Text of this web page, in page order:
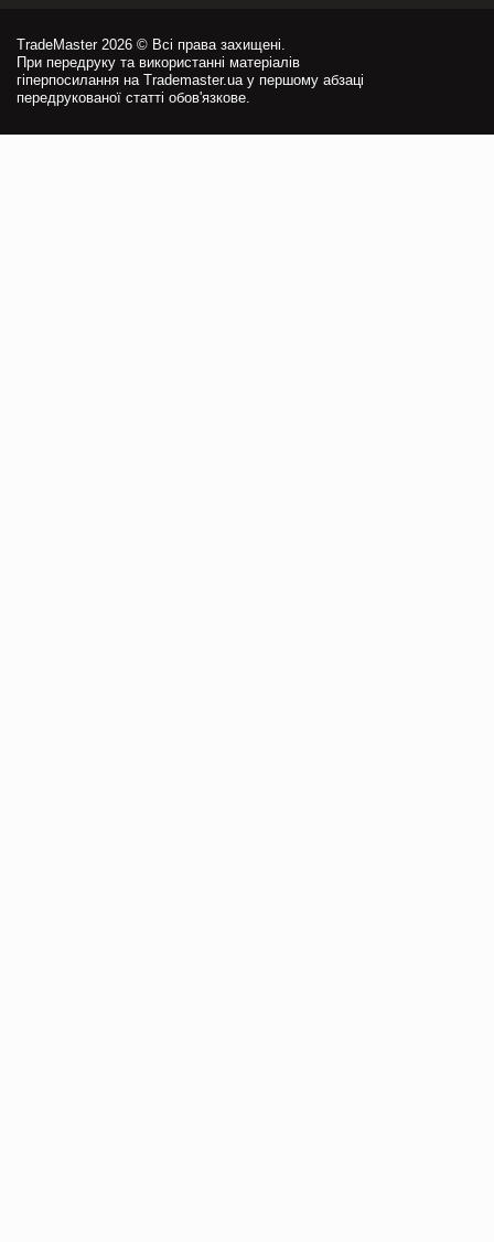
TradeMaster 2026 © Всі права захищені.
При передруку та використанні матеріалів
гіперпосилання на Trademaster.ua у першому абзаці
передрукованої статті обов'язкове.